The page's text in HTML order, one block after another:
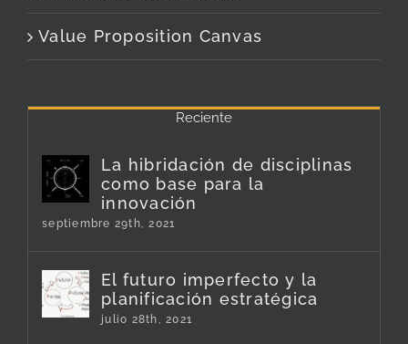
Value Proposition Canvas
Reciente
La hibridación de disciplinas
como base para la
innovación
septiembre 29th, 2021
El futuro imperfecto y la
planificación estratégica
julio 28th, 2021